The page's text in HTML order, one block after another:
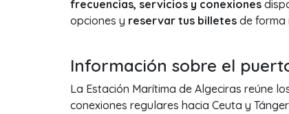
frecuencias, servicios y conexiones
opciones y reservar tus billetes de forma
Información sobre el
La Estación Marítima de Algeciras reúne
conexiones regulares hacia Ceuta y